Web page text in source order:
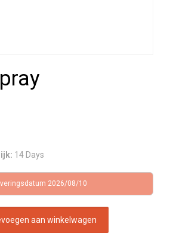
14 Days
2026/08/10
aan winkelwagen